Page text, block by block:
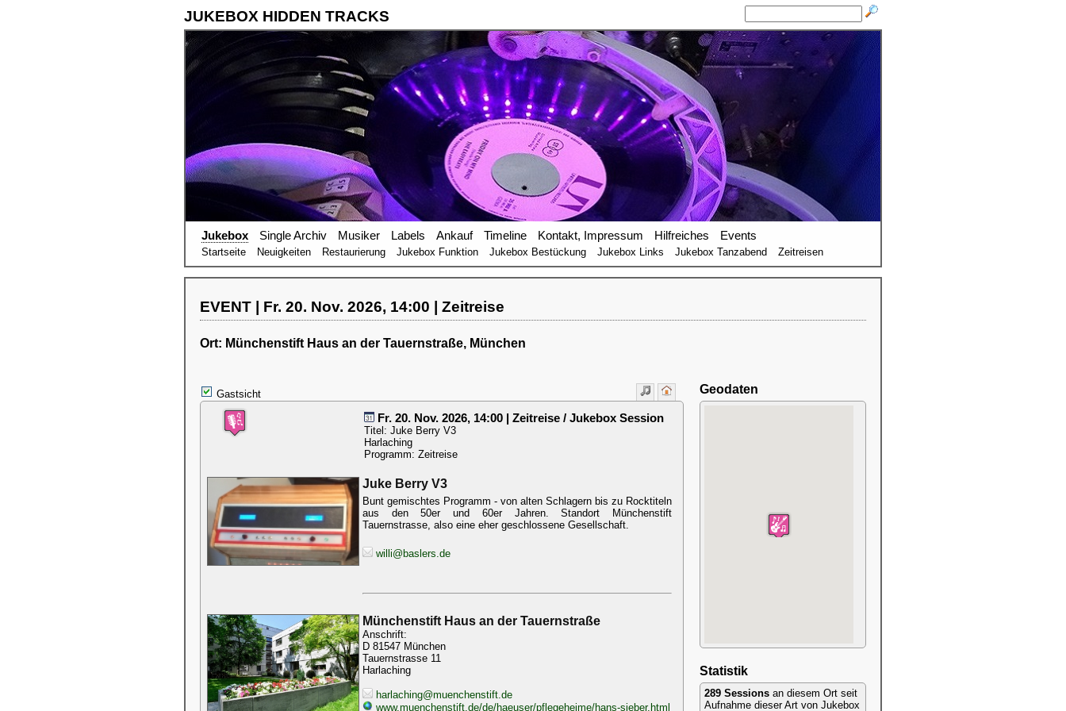
JUKEBOX HIDDEN TRACKS
Jukebox Single Archiv Musiker Labels Ankauf Timeline Kontakt, Impressum Hilfreiches Events
Startseite Neuigkeiten Restaurierung Jukebox Funktion Jukebox Bestückung Jukebox Links Jukebox Tanzabend Zeitreisen
EVENT | Fr. 20. Nov. 2026, 14:00 | Zeitreise
Ort: Münchenstift Haus an der Tauernstraße, München
Gastsicht
Fr. 20. Nov. 2026, 14:00 | Zeitreise / Jukebox Session
Titel: Juke Berry V3
Harlaching
Programm: Zeitreise
Juke Berry V3
Bunt gemischtes Programm - von alten Schlagern bis zu Rocktiteln
aus den 50er und 60er Jahren. Standort Münchenstift
Tauernstrasse, also eine eher geschlossene Gesellschaft.
willi@baslers.de
Münchenstift Haus an der Tauernstraße
Anschrift:
D 81547 München
Tauernstrasse 11
Harlaching
harlaching@muenchenstift.de
www.muenchenstift.de/de/haeuser/pflegeheime/hans-sieber.html
Geodaten
Statistik
289 Sessions an diesem Ort seit
Aufnahme dieser Art von Jukebox